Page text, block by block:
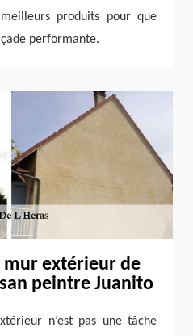
produits pour que
performante.
mur extérieur de
peintre Juanito
n’est pas une tâche